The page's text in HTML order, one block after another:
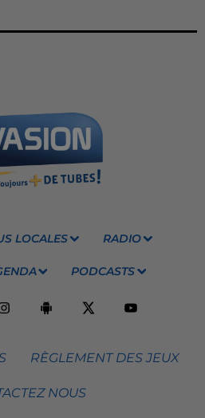
LOCALES RADIO
PODCASTS
RÈGLEMENT DES JEUX
NOUS